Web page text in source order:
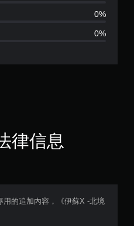
颗
（
，
0%
0%
律信息
的追加內容，《伊蘇X -北境